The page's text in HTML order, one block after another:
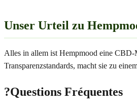
Unser Urteil zu
Alles in allem ist Hempmood eine
Transparenzstandards, macht sie zu
?Questions Fréquentes